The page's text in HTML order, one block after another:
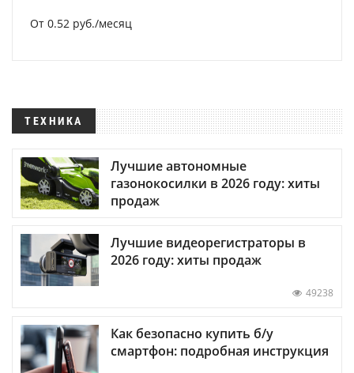
От 0.52 руб./месяц
ТЕХНИКА
Лучшие автономные
газонокосилки в 2026 году: хиты
продаж
Лучшие видеорегистраторы в
2026 году: хиты продаж
49238
Как безопасно купить б/у
смартфон: подробная инструкция